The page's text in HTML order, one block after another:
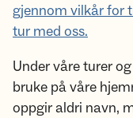
gjennom vilkår for
tur med oss.
Under våre turer
bruke på våre
oppgir aldri navn,